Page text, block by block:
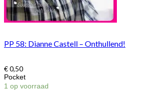
PP 58: Dianne Castell – Onthullend!
Pocket
€0,50
1 op voorraad